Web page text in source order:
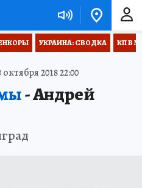
УКРАИНА: СВОДКА КП В
октября 2018 22:00
- Андрей